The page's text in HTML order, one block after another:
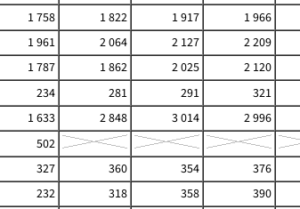
1 758 1 822 1 917 1 966
1 961 2 064 2 127 2 209
1 787 1 862 2 025 2 120
234 281 291 321
1 633 2 848 3 014 2 996
502
327 360 354 376
232 318 358 390